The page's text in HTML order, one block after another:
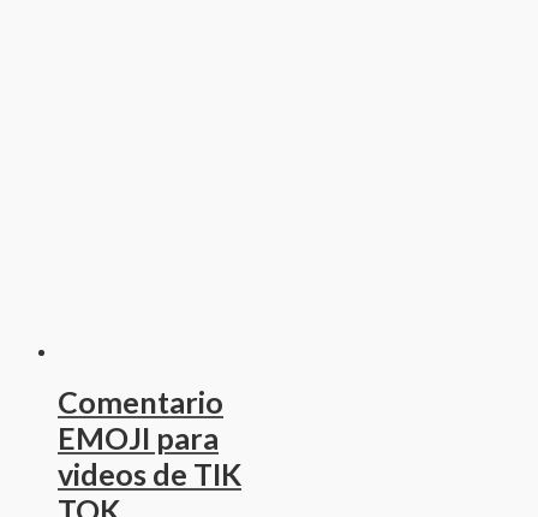
Comentario
EMOJI para
videos de TIK